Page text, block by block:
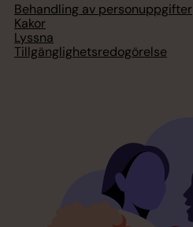
Behandling av personuppgifter
Kakor
Lyssna
Tillgänglighetsredogörelse